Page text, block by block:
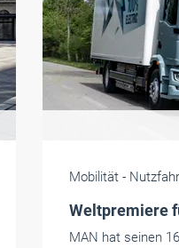
Mobilität-
Weltpremiere
MAN hat seinen